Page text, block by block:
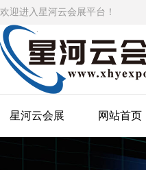
欢迎进入星河云会展平台！
星河云会展 网站首页